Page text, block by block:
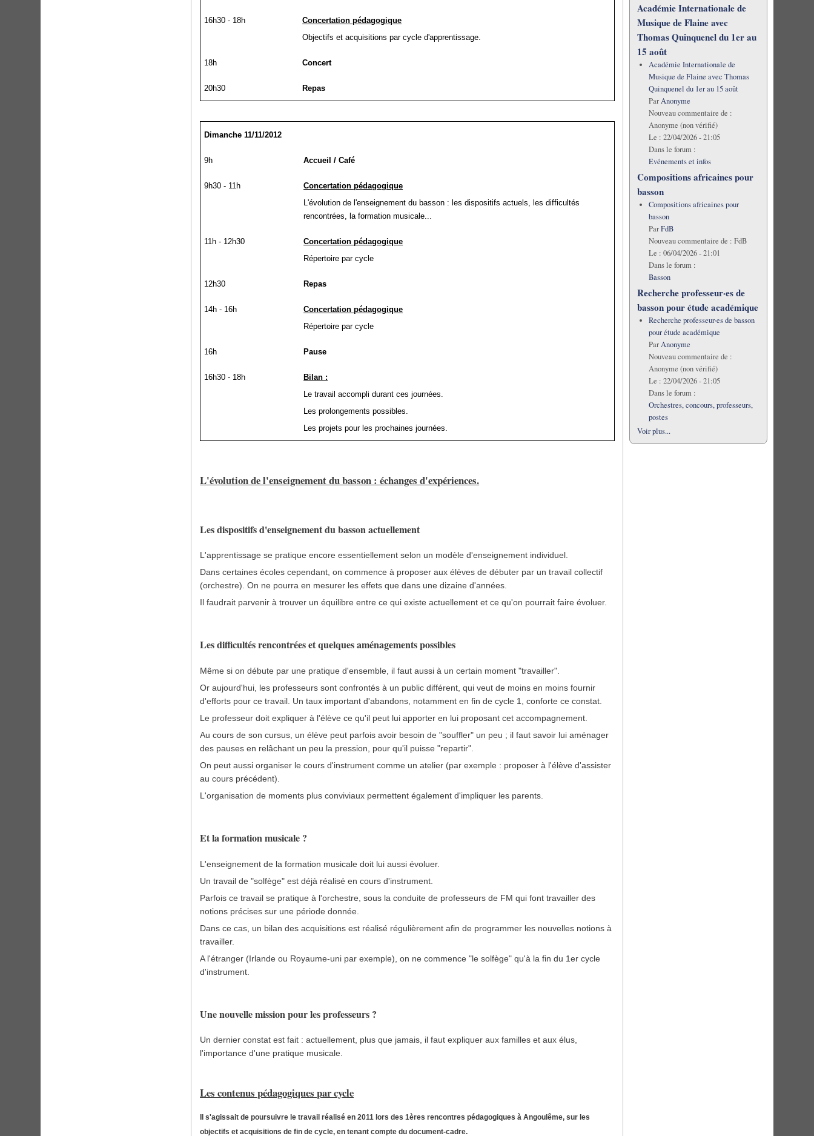
16h30 - 18h
Concertation pédagogique
Objectifs et acquisitions par cycle d'apprentissage.
18h Concert
20h30 Repas
Dimanche 11/11/2012
9h Accueil / Café
9h30 - 11h
Concertation pédagogique
L'évolution de l'enseignement du basson : les dispositifs actuels, les difficultés
rencontrées, la formation musicale...
11h - 12h30
Concertation pédagogique
Répertoire par cycle
12h30 Repas
14h - 16h
Concertation pédagogique
Répertoire par cycle
16h Pause
16h30 - 18h
Bilan :
Le travail accompli durant ces journées.
Les prolongements possibles.
Les projets pour les prochaines journées.
L'évolution de l'enseignement du basson : échanges d'expériences.
Les dispositifs d'enseignement du basson actuellement
L'apprentissage se pratique encore essentiellement selon un modèle d'enseignement individuel.
Dans certaines écoles cependant, on commence à proposer aux élèves de débuter par un travail collectif
(orchestre). On ne pourra en mesurer les effets que dans une dizaine d'années.
Il faudrait parvenir à trouver un équilibre entre ce qui existe actuellement et ce qu'on pourrait faire évoluer.
Les difficultés rencontrées et quelques aménagements possibles
Même si on débute par une pratique d'ensemble, il faut aussi à un certain moment "travailler".
Or aujourd'hui, les professeurs sont confrontés à un public différent, qui veut de moins en moins fournir
d'efforts pour ce travail. Un taux important d'abandons, notamment en fin de cycle 1, conforte ce constat.
Le professeur doit expliquer à l'élève ce qu'il peut lui apporter en lui proposant cet accompagnement.
Au cours de son cursus, un élève peut parfois avoir besoin de "souffler" un peu ; il faut savoir lui aménager
des pauses en relâchant un peu la pression, pour qu'il puisse "repartir".
On peut aussi organiser le cours d'instrument comme un atelier (par exemple : proposer à l'élève d'assister
au cours précédent).
L'organisation de moments plus conviviaux permettent également d'impliquer les parents.
Et la formation musicale ?
L'enseignement de la formation musicale doit lui aussi évoluer.
Un travail de "solfège" est déjà réalisé en cours d'instrument.
Parfois ce travail se pratique à l'orchestre, sous la conduite de professeurs de FM qui font travailler des
notions précises sur une période donnée.
Dans ce cas, un bilan des acquisitions est réalisé régulièrement afin de programmer les nouvelles notions à
travailler.
A l'étranger (Irlande ou Royaume-uni par exemple), on ne commence "le solfège" qu'à la fin du 1er cycle
d'instrument.
Une nouvelle mission pour les professeurs ?
Un dernier constat est fait : actuellement, plus que jamais, il faut expliquer aux familles et aux élus,
l'importance d'une pratique musicale.
Les contenus pédagogiques par cycle
Il s'agissait de poursuivre le travail réalisé en 2011 lors des 1ères rencontres pédagogiques à Angoulême, sur les
objectifs et acquisitions de fin de cycle, en tenant compte du document-cadre.
Académie Internationale de
Musique de Flaine avec
Thomas Quinquenel du 1er au
15 août
Académie Internationale de
Musique de Flaine avec Thomas
Quinquenel du 1er au 15 août
ParAnonyme
Nouveau commentaire de :
Anonyme (non vérifié)
Le : 22/04/2026 - 21:05
Dans le forum :
Evénements et infos
Compositions africaines pour
basson
Compositions africaines pour
basson
ParFdB
Nouveau commentaire de : FdB
Le : 06/04/2026 - 21:01
Dans le forum :
Basson
Recherche professeur·es de
basson pour étude académique
Recherche professeur·es de basson
pour étude académique
ParAnonyme
Nouveau commentaire de :
Anonyme (non vérifié)
Le : 22/04/2026 - 21:05
Dans le forum :
Orchestres, concours, professeurs,
postes
Voir plus...